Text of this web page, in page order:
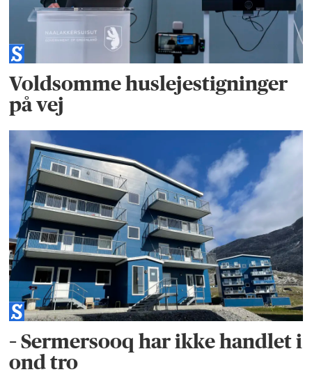
Voldsomme huslejestigninger
på vej
– Sermersooq har ikke handlet i
ond tro